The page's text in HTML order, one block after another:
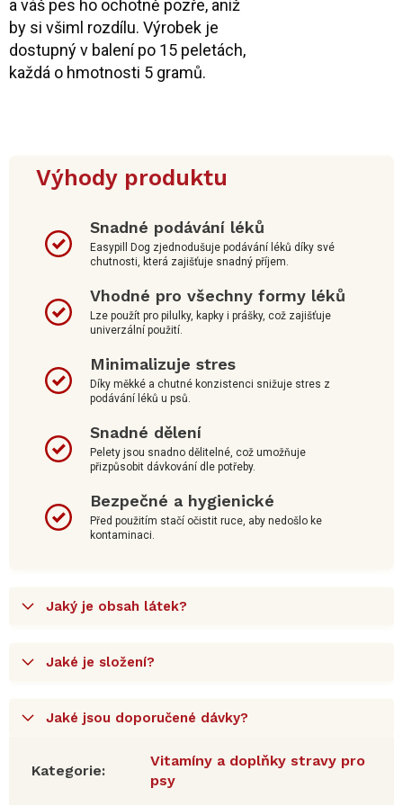
a váš pes ho ochotně pozře, aniž
by si všiml rozdílu. Výrobek je
dostupný v balení po 15 peletách,
každá o hmotnosti 5 gramů.
Výhody produktu
Snadné podávání léků
Easypill Dog zjednodušuje podávání léků díky své
chutnosti, která zajišťuje snadný příjem.
Vhodné pro všechny formy léků
Lze použít pro pilulky, kapky i prášky, což zajišťuje
univerzální použití.
Minimalizuje stres
Díky měkké a chutné konzistenci snižuje stres z
podávání léků u psů.
Snadné dělení
Pelety jsou snadno dělitelné, což umožňuje
přizpůsobit dávkování dle potřeby.
Bezpečné a hygienické
Před použitím stačí očistit ruce, aby nedošlo ke
kontaminaci.
Jaký je obsah látek?
Jaké je složení?
Jaké jsou doporučené dávky?
Kategorie:
Vitamíny a doplňky stravy pro
psy